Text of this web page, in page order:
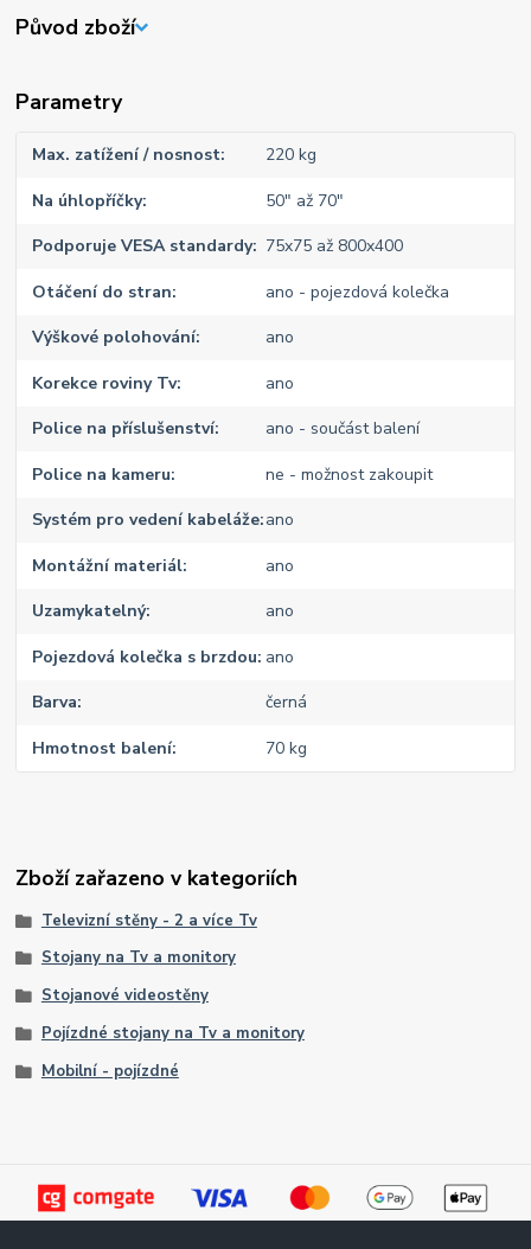
Původ zboží
Parametry
Max. zatížení / nosnost 220 kg
Na úhlopříčky 50" až 70"
Podporuje VESA standardy 75x75 až 800x400
Otáčení do stran ano - pojezdová kolečka
Výškové polohování ano
Korekce roviny Tv ano
Police na příslušenství ano - součást balení
Police na kameru ne - možnost zakoupit
Systém pro vedení kabeláže ano
Montážní materiál ano
Uzamykatelný ano
Pojezdová kolečka s brzdou ano
Barva černá
Hmotnost balení 70 kg
Zboží zařazeno v kategoriích
Televizní stěny - 2 a více Tv
Stojany na Tv a monitory
Stojanové videostěny
Pojízdné stojany na Tv a monitory
Mobilní - pojízdné